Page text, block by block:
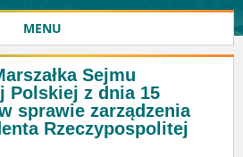
MENU
Sejmu
Polskiej z dnia 15
sprawie zarządzenia
Rzeczypospolitej